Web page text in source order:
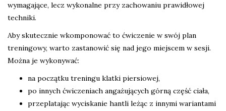
wymagające, lecz wykonalne przy zachowaniu prawidłowej
techniki.
Aby skutecznie wkomponować to ćwiczenie w swój plan
treningowy, warto zastanowić się nad jego miejscem w sesji.
Można je wykonywać:
na początku treningu klatki piersiowej,
po innych ćwiczeniach angażujących górną część ciała,
przeplatając wyciskanie hantli leżąc z innymi wariantami